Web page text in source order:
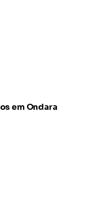
em Ondara